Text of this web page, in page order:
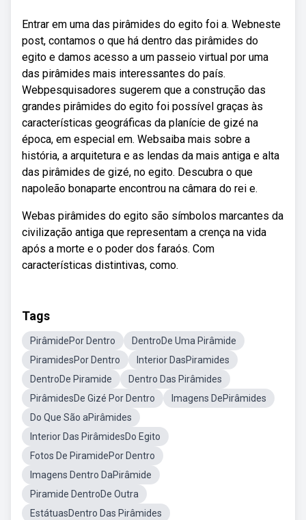
Entrar em uma das pirâmides do egito foi a. Webneste
post, contamos o que há dentro das pirâmides do
egito e damos acesso a um passeio virtual por uma
das pirâmides mais interessantes do país.
Webpesquisadores sugerem que a construção das
grandes pirâmides do egito foi possível graças às
características geográficas da planície de gizé na
época, em especial em. Websaiba mais sobre a
história, a arquitetura e as lendas da mais antiga e alta
das pirâmides de gizé, no egito. Descubra o que
napoleão bonaparte encontrou na câmara do rei e.
Webas pirâmides do egito são símbolos marcantes da
civilização antiga que representam a crença na vida
após a morte e o poder dos faraós. Com
características distintivas, como.
Tags
PirâmidePor Dentro
DentroDe Uma Pirâmide
PiramidesPor Dentro
Interior DasPiramides
DentroDe Piramide
Dentro Das Pirâmides
PirâmidesDe Gizé Por Dentro
Imagens DePirâmides
Do Que São aPirâmides
Interior Das PirâmidesDo Egito
Fotos De PiramidePor Dentro
Imagens Dentro DaPirâmide
Piramide DentroDe Outra
EstátuasDentro Das Pirâmides